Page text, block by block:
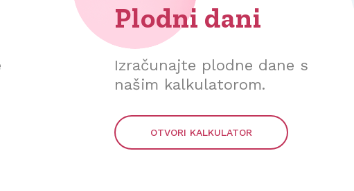
Plodni dani
Izračunajte plodne dane s
našim kalkulatorom.
OTVORI KALKULATOR